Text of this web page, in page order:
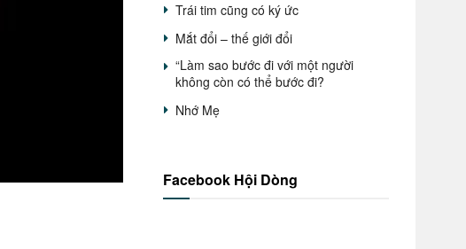
Trái tim cũng có ký ức
Mắt đổi – thế giới đổi
“Làm sao bước đi với một người
không còn có thể bước đi?
Nhớ Mẹ
Facebook Hội Dòng